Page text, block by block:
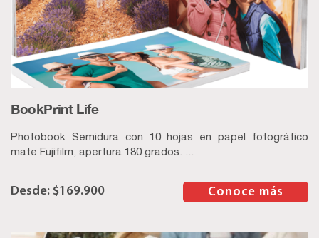
BookPrint Life
Photobook Semidura con 10 hojas en papel fotográfico
mate Fujifilm, apertura 180 grados. ...
$169.900 Conoce más